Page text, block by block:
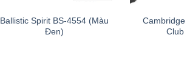
Ballistic Spirit BS-4554 (Màu
Đen)
Club